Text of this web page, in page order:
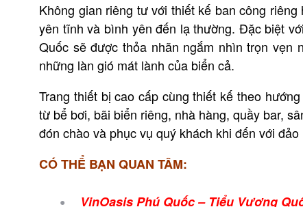
Không gian riêng tư với thiết kế ban công
yên tĩnh và bình yên đến lạ thường. Đặc biệt
Quốc sẽ được thỏa nhãn ngắm nhìn trọn vẹn
những làn gió mát lành của biển cả.
Trang thiết bị cao cấp cùng thiết kế theo
từ bể bơi, bãi biển riêng, nhà hàng, quầy bar,
đón chào và phục vụ quý khách khi đến với đảo
CÓ THỂ BẠN QUAN TÂM:
VinOasis Phú Quốc – Tiểu Vương